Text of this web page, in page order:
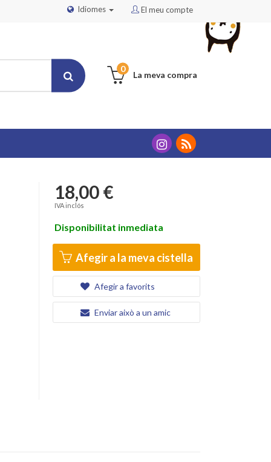
El meu compte
Idiomes
La meva compra
0
18,00 €
IVA inclós
Disponibilitat inmediata
Afegir a la meva cistella
Afegir a favorits
Enviar això a un amic